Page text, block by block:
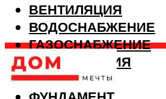
ВЕНТИЛЯЦИЯ
ВОДОСНАБЖЕНИЕ
ГАЗОСНАБЖЕНИЕ
КАНАЛИЗАЦИЯ
ОТОПЛЕНИЕ